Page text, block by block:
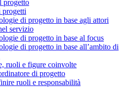
progetto
di progetto in base agli attori
servizio
di progetto in base al focus
di progetto in base all’ambito di
ruoli e figure coinvolte
di progetto
ruoli e responsabilità